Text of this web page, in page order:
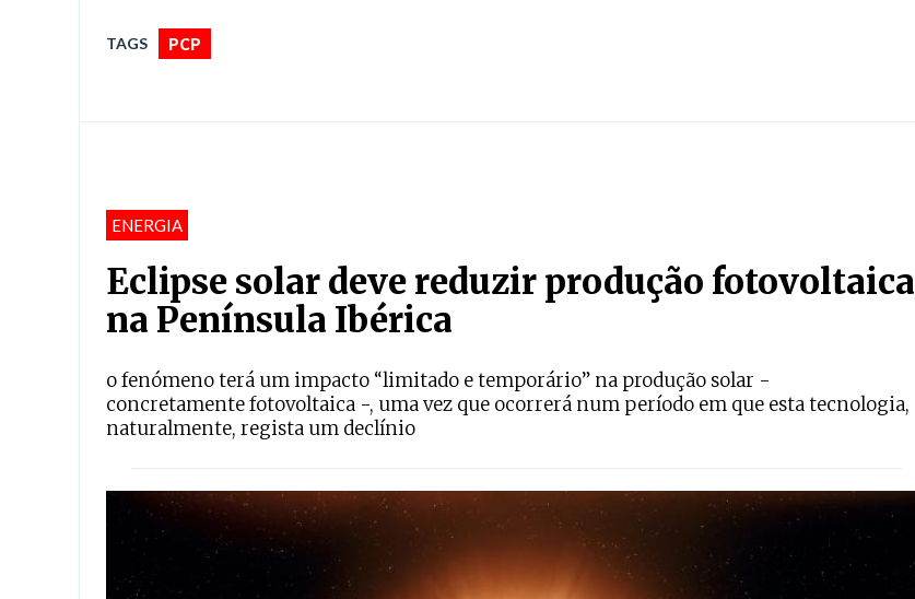
TAGS PCP
ENERGIA
Eclipse solar deve reduzir produção fotovoltaica
na Península Ibérica
o fenómeno terá um impacto “limitado e temporário” na produção solar -
concretamente fotovoltaica -, uma vez que ocorrerá num período em que esta tecnologia,
naturalmente, regista um declínio